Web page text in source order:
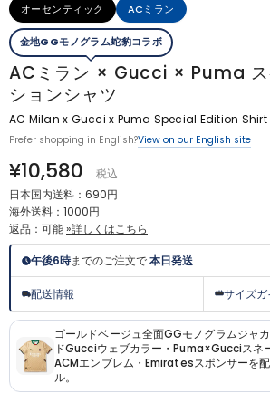
オーセンティック ACミラン
金地GGモノグラム蛇豹コラボ
ACミラン × Gucci × Puma ス
ションシャツ
AC Milan x Gucci x Puma Special Edition Shirt
Prefer shopping in English?View on our English site
¥10,580
税込
日本国内送料：690円
海外送料：1000円
返品：可能»詳しくはこちら
午後6時までのご注文で本日発送
配送情報 サイズガ
ゴールドベージュ全面GGモノグラムジャ
ドGucciウェブカラー・Puma×Gucciスネ
ACMエンブレム・Emiratesスポンサーを
ル。